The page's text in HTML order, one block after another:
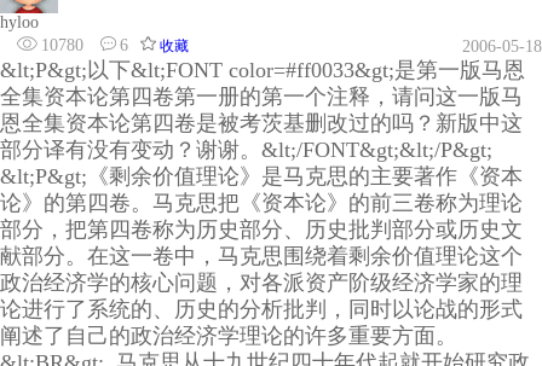
hyloo
10780
6 收藏 2006-05-18
&lt;P&gt;以下&lt;FONT color=#ff0033&gt;是第一版马恩
全集资本论第四卷第一册的第一个注释，请问这一版马
恩全集资本论第四卷是被考茨基删改过的吗？新版中这
部分译有没有变动？谢谢。&lt;/FONT&gt;&lt;/P&gt;
&lt;P&gt;《剩余价值理论》是马克思的主要著作《资本
论》的第四卷。马克思把《资本论》的前三卷称为理论
部分，把第四卷称为历史部分、历史批判部分或历史文
献部分。在这一卷中，马克思围绕着剩余价值理论这个
政治经济学的核心问题，对各派资产阶级经济学家的理
论进行了系统的、历史的分析批判，同时以论战的形式
阐述了自己的政治经济学理论的许多重要方面。